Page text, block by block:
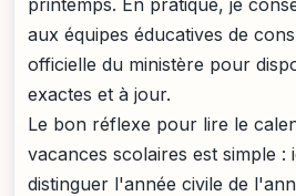
aux équipes éducatives de
officielle du ministère pour
exactes et à jour.
Le bon réflexe pour lire le
vacances scolaires est simple :
distinguer l'année civile de